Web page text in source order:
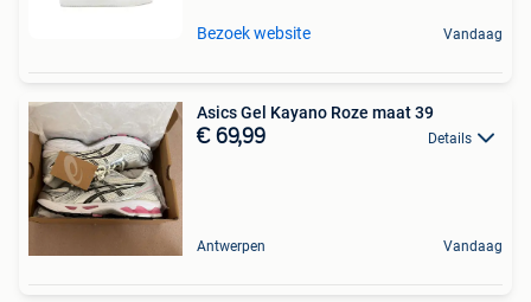
Bezoek website Vandaag
Asics Gel Kayano Roze maat 39
€ 69,99 Details
Antwerpen Vandaag